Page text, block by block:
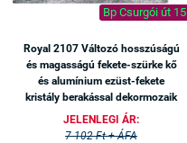
Bp Csurgói út 15
Royal 2107 Változó hosszúságú
és magasságú fekete-szürke kő
és alumínium ezüst-fekete
kristály berakással dekormozaik
JELENLEGI ÁR:
7 102 Ft + ÁFA